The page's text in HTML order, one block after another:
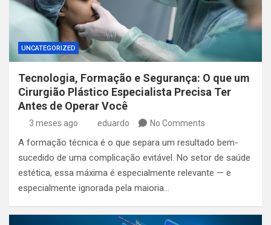
UNCATEGORIZED
Tecnologia, Formação e Segurança: O que um
Cirurgião Plástico Especialista Precisa Ter
Antes de Operar Você
3 meses ago eduardo No Comments
A formação técnica é o que separa um resultado bem-
sucedido de uma complicação evitável. No setor de saúde
estética, essa máxima é especialmente relevante — e
especialmente ignorada pela maioria…